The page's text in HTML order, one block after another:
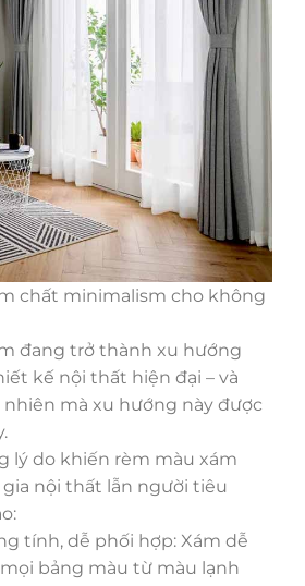
chất minimalism cho không
đang trở thành xu hướng
kế nội thất hiện đại – và
mà xu hướng này được
lý do khiến rèm màu xám
nội thất lẫn người tiêu
tính, dễ phối hợp: Xám dễ
bảng màu từ màu lạnh